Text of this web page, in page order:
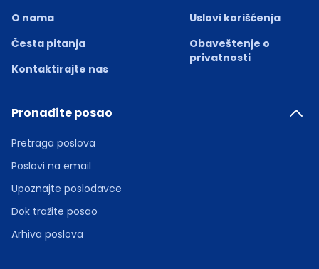
O nama
Česta pitanja
Kontaktirajte nas
Uslovi korišćenja
Obaveštenje o
privatnosti
Pronađite posao
Pretraga poslova
Poslovi na email
Upoznajte poslodavce
Dok tražite posao
Arhiva poslova